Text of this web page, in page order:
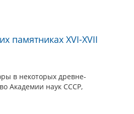
памятниках XVI-XVII
в некоторых древне-
Академии наук СССР,